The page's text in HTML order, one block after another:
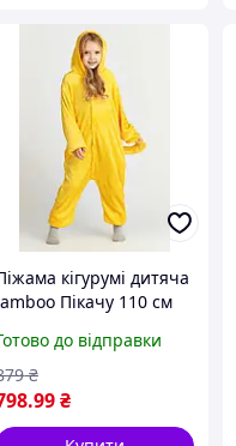
кігурумі дитяча
Пікачу 110 см
до відправки
.99₴
₴